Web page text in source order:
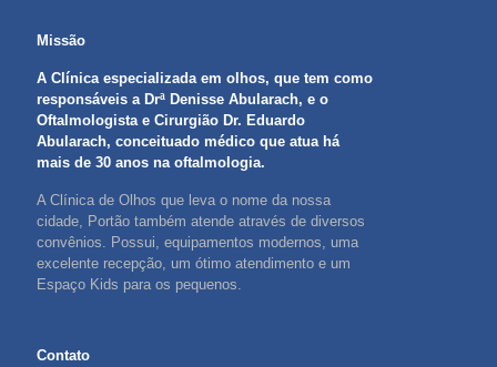
Missão
A Clínica especializada em olhos, que tem como
responsáveis a Drª Denisse Abularach, e o
Oftalmologista e Cirurgião Dr. Eduardo
Abularach, conceituado médico que atua há
mais de 30 anos na oftalmologia.
A Clínica de Olhos que leva o nome da nossa
cidade, Portão também atende através de diversos
convênios. Possui, equipamentos modernos, uma
excelente recepção, um ótimo atendimento e um
Espaço Kids para os pequenos.
Contato